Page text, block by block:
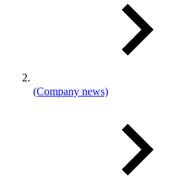
(Company news)